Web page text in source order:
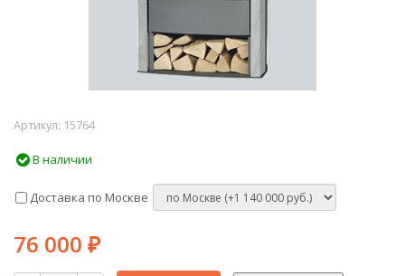
Артикул: 15764
В наличии
Доставка по Москве
76 000 ₽